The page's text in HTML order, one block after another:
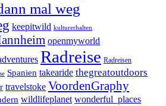
mal weg
keepitwild kulturerhalten
openmyworld
Radreise Radreisen
Spanien takearide thegreatoutdoors
travelstoke VoordenGraphy
wildlifeplanet wonderful_places